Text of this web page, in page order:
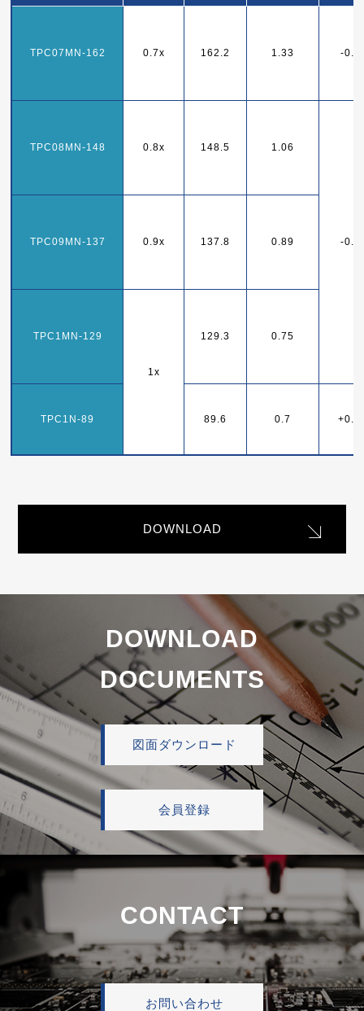
TPC07MN-162 0.7x 162.2 1.33 -
TPC08MN-148 0.8x 148.5 1.06
-
TPC09MN-137 0.9x 137.8 0.89
TPC1MN-129
1x
129.3 0.75
TPC1N-89 89.6 0.7
DOWNLOAD
DOWNLOAD
DOCUMENTS
図面ダウンロード
会員登録
CONTACT
お問い合わせ